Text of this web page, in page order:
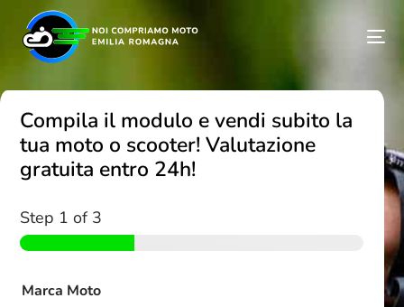
Compila il modulo e vendi subito la
tua moto o scooter! Valutazione
gratuita entro 24h!
Step 1 of 3
Marca Moto